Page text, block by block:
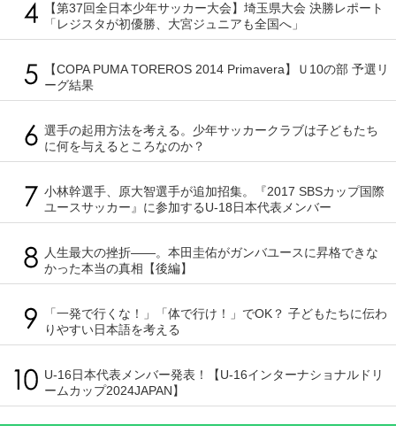
【第37回全日本少年サッカー大会】埼玉県大会 決勝レポート
「レジスタが初優勝、大宮ジュニアも全国へ」
【COPA PUMA TOREROS 2014 Primavera】Ｕ10の部 予選リ
ーグ結果
選手の起用方法を考える。少年サッカークラブは子どもたち
に何を与えるところなのか？
小林幹選手、原大智選手が追加招集。『2017 SBSカップ国際
ユースサッカー』に参加するU-18日本代表メンバー
人生最大の挫折――。本田圭佑がガンバユースに昇格できな
かった本当の真相【後編】
「一発で行くな！」「体で行け！」でOK？ 子どもたちに伝わ
りやすい日本語を考える
U-16日本代表メンバー発表！【U-16インターナショナルドリ
ームカップ2024JAPAN】